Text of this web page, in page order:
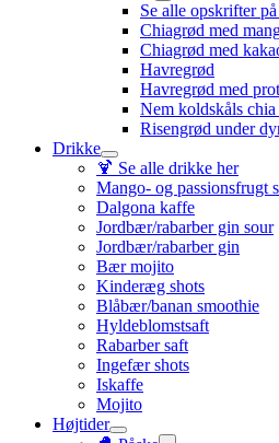
Se alle opskrifter
Chiagrød med
Chiagrød med
Havregrød
Havregrød med
Nem koldskåls
Risengrød under
Drikke
🍹 Se alle drikke her
Mango- og passionsfrugt
Dalgona kaffe
Jordbær/rabarber gin sour
Jordbær/rabarber gin
Bær mojito
Kinderæg shots
Blåbær/banan smoothie
Hyldeblomstsaft
Rabarber saft
Ingefær shots
Iskaffe
Mojito
Højtider